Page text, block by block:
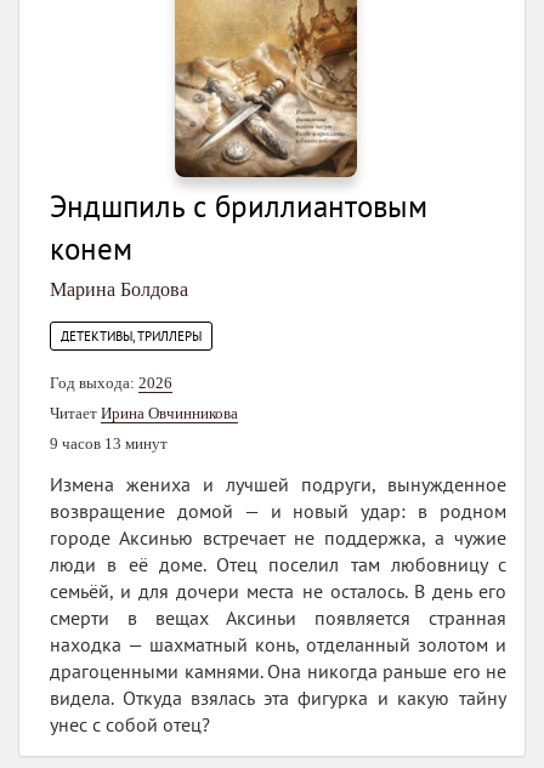
Эндшпиль с бриллиантовым
конем
Марина Болдова
ДЕТЕКТИВЫ, ТРИЛЛЕРЫ
Год выхода: 2026
Читает Ирина Овчинникова
9 часов 13 минут
Измена жениха и лучшей подруги, вынужденное
возвращение домой — и новый удар: в родном
городе Аксинью встречает не поддержка, а чужие
люди в её доме. Отец поселил там любовницу с
семьёй, и для дочери места не осталось. В день его
смерти в вещах Аксиньи появляется странная
находка — шахматный конь, отделанный золотом и
драгоценными камнями. Она никогда раньше его не
видела. Откуда взялась эта фигурка и какую тайну
унес с собой отец?